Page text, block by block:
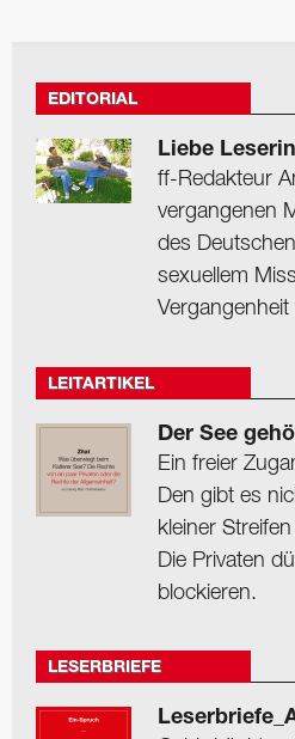
EDITORIAL
Liebe
ff-Redakteur
vergangenen
des
sexuellem
LEITARTIKEL
Der See
Ein freier
Den gibt es
kleiner
Die Privaten
blockieren.
LESERBRIEFE